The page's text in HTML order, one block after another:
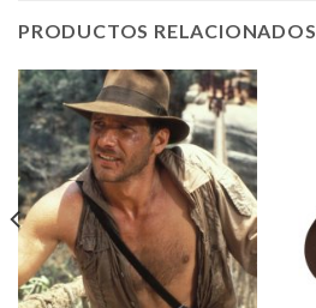
PRODUCTOS RELACIONADOS